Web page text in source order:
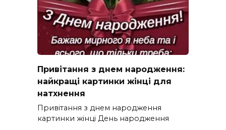
Привітання з днем народження:
найкращі картинки жінці для
натхнення
Привітання з днем народження
картинки жінці День народження